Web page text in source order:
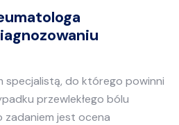
specjalistą, do którego powinni
przewlekłego bólu
zadaniem jest ocena